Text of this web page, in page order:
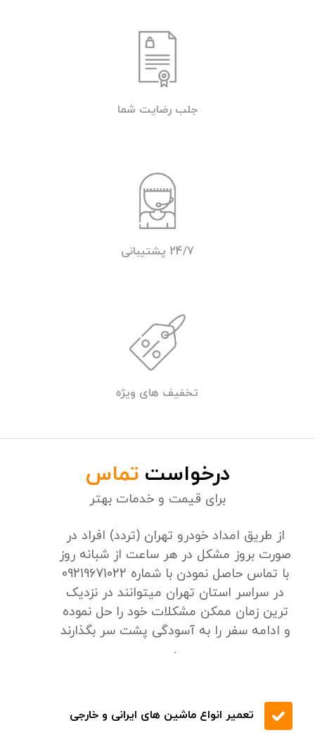
جلب رضایت شما
24/7 پشتیبانی
تخفیف های ویژه
درخواستتماس
برای قیمت و خدمات بهتر
از طریق امداد خودرو تهران (تردد) افراد در
صورت بروز مشکل در هر ساعت از شبانه روز
با تماس حاصل نمودن با شماره 09219671022
در سراسر استان تهران میتوانند در نزدیک
ترین زمان ممکن مشکلات خود را حل نموده
و ادامه سفر را به آسودگی پشت سر بگذارند
.
تعمیر انواع ماشین های ایرانی و خارجی